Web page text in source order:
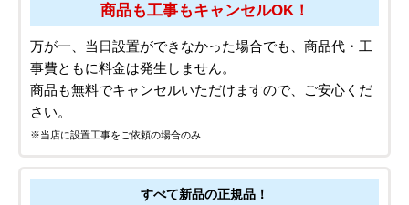
商品も工事もキャンセルOK！
万が一、当日設置ができなかった場合でも、商品代・工
事費ともに料金は発生しません。
商品も無料でキャンセルいただけますので、ご安心くだ
さい。
※当店に設置工事をご依頼の場合のみ
すべて新品の正規品！